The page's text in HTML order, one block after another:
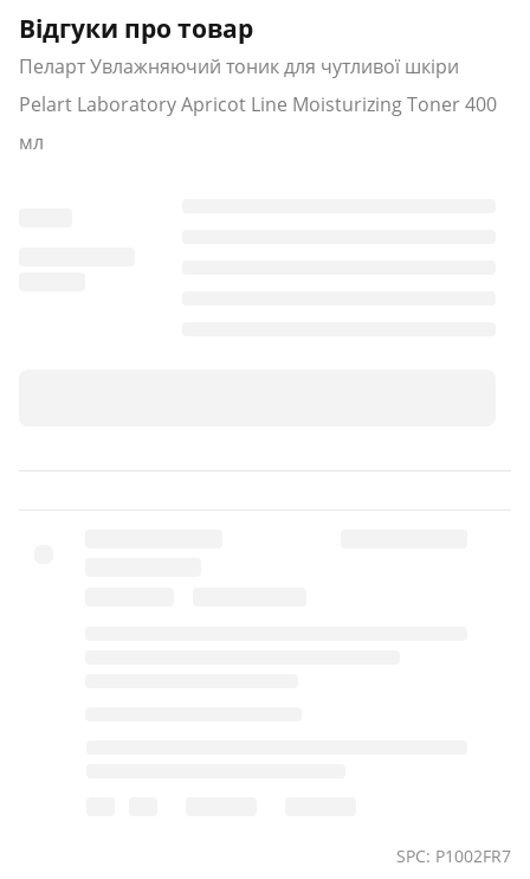
Відгуки про товар
Пеларт Увлажняючий тоник для чутливої шкіри
Pelart Laboratory Apricot Line Moisturizing Toner 400
мл
SPC: P1002FR7